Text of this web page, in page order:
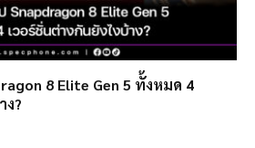
8 Elite Gen 5 ทั้งหมด 4
ง?